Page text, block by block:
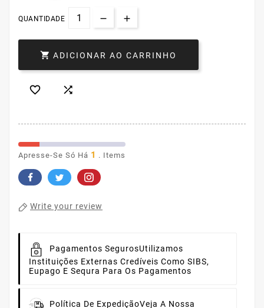
QUANTIDADE
 ADICIONAR AO CARRINHO
 
Apresse-Se Só Há 1 . Items
Write your review
Pagamentos SegurosUtilizamos
Instituições Externas Credíveis Como SIBS,
Eupago E Sequra Para Os Pagamentos
Política De ExpediçãoVeja A Nossa